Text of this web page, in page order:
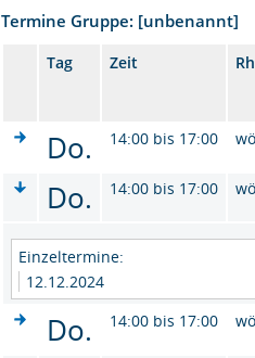
Termine Gruppe: [unbenannt]
Tag Zeit
Do. 14:00 bis 17:00
Do. 14:00 bis 17:00
Einzeltermine:
12.12.2024
Do. 14:00 bis 17:00